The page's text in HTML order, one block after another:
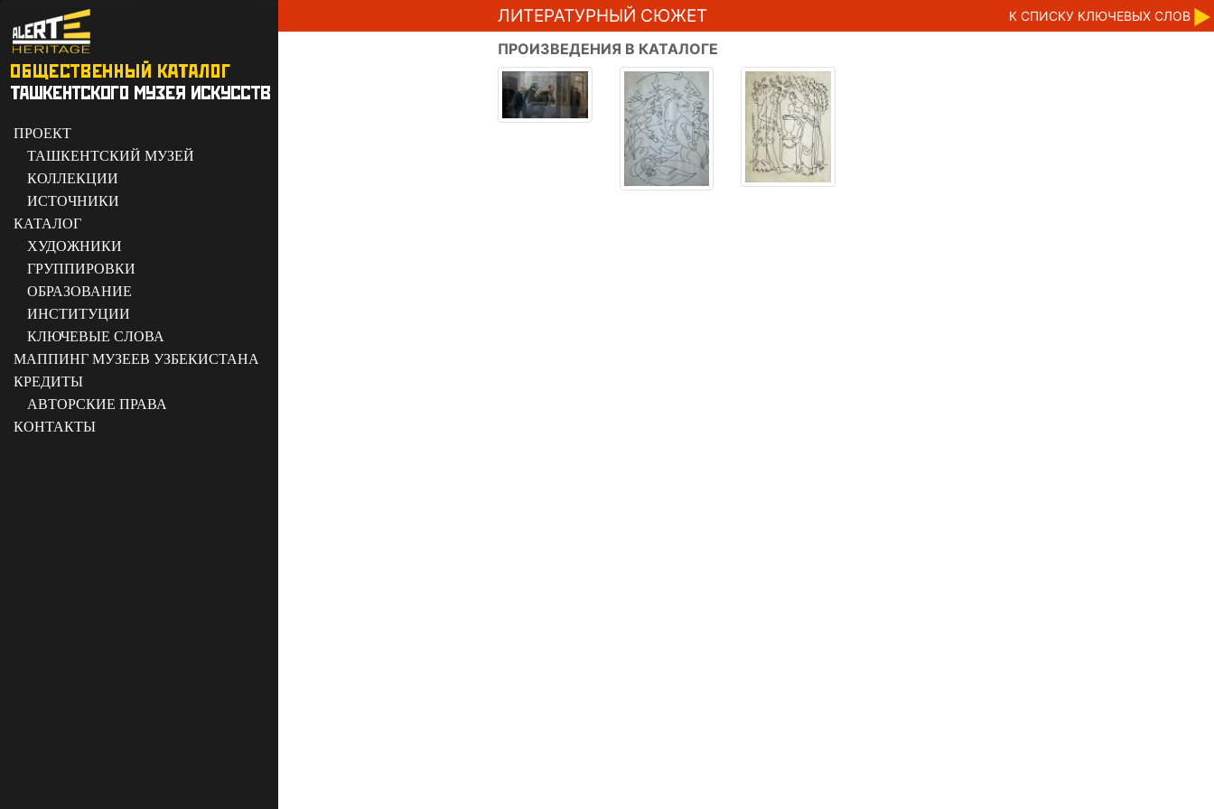
ПРОЕКТ
ТАШКЕНТСКИЙ МУЗЕЙ
КОЛЛЕКЦИИ
ИСТОЧНИКИ
КАТАЛОГ
ХУДОЖНИКИ
ГРУППИРОВКИ
ОБРАЗОВАНИЕ
ИНСТИТУЦИИ
КЛЮЧЕВЫЕ СЛОВА
МАППИНГ МУЗЕЕВ УЗБЕКИСТАНА
КРЕДИТЫ
АВТОРСКИЕ ПРАВА
КОНТАКТЫ
ЛИТЕРАТУРНЫЙ СЮЖЕТ К CПИСКУ КЛЮЧЕВЫХ СЛОВ
ПРОИЗВЕДЕНИЯ В КАТАЛОГЕ